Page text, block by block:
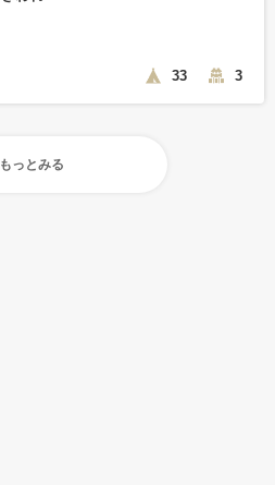
33 3
もっとみる